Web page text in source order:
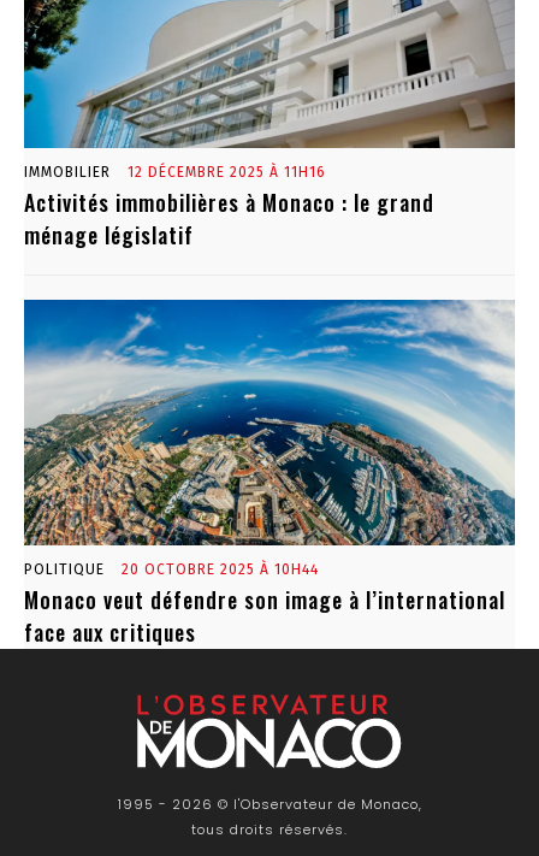
IMMOBILIER 12 DÉCEMBRE 2025 À 11H16
Activités immobilières à Monaco : le grand
ménage législatif
POLITIQUE 20 OCTOBRE 2025 À 10H44
Monaco veut défendre son image à l’international
face aux critiques
1995 - 2026 © l'Observateur de Monaco,
tous droits réservés.